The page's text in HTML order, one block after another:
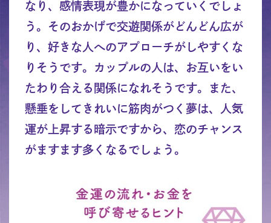
なり、感情表現が豊かになっていくでしょ
う。そのおかげで交遊関係がどんどん広が
り、好きな人へのアプローチがしやすくな
りそうです。カップルの人は、お互いをい
たわり合える関係になれそうです。また、
懸垂をしてきれいに筋肉がつく夢は、人気
運が上昇する暗示ですから、恋のチャンス
がますます多くなるでしょう。